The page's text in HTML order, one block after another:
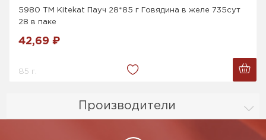
Производители
5980 ТМ Kitekat Пауч 28*85 г Говядина в желе 735сут
28 в паке
42,69 ₽
85 г.